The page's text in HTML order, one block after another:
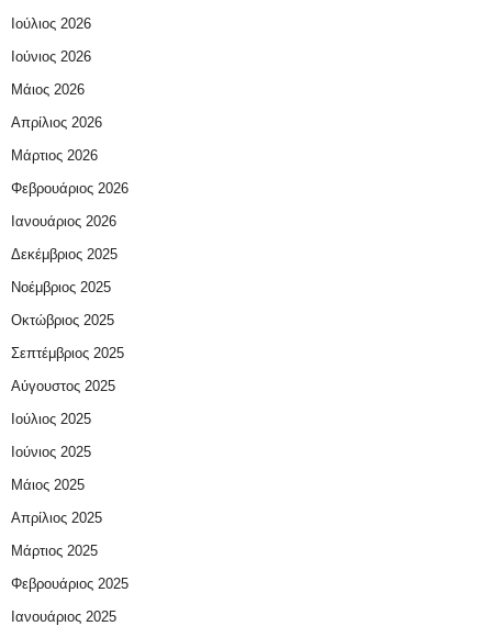
Ιούλιος 2026
Ιούνιος 2026
Μάιος 2026
Απρίλιος 2026
Μάρτιος 2026
Φεβρουάριος 2026
Ιανουάριος 2026
Δεκέμβριος 2025
Νοέμβριος 2025
Οκτώβριος 2025
Σεπτέμβριος 2025
Αύγουστος 2025
Ιούλιος 2025
Ιούνιος 2025
Μάιος 2025
Απρίλιος 2025
Μάρτιος 2025
Φεβρουάριος 2025
Ιανουάριος 2025